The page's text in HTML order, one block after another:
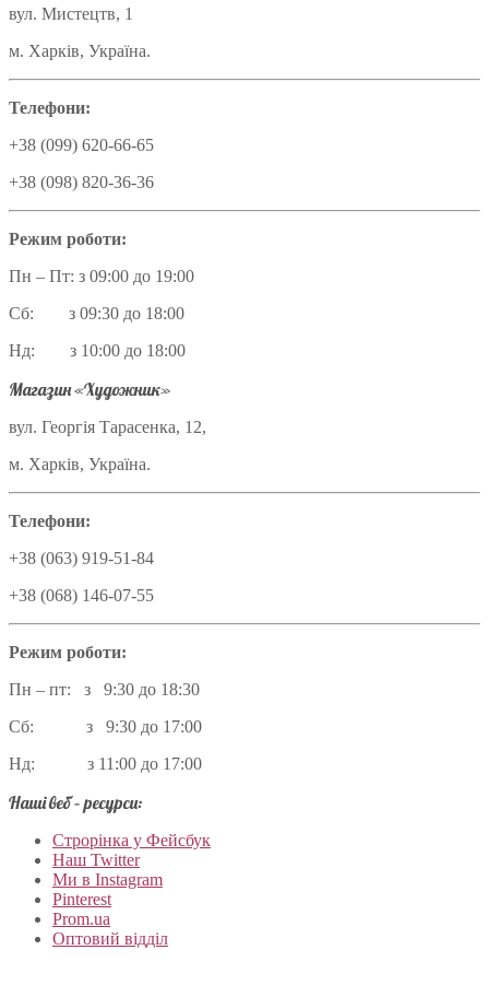
вул. Мистецтв, 1
м. Харків, Україна.
Телефони:
+38 (099) 620-66-65
+38 (098) 820-36-36
Режим роботи:
Пн – Пт: з 09:00 до 19:00
Сб: з 09:30 до 18:00
Нд: з 10:00 до 18:00
Магазин «Художник»
вул. Георгія Тарасенка, 12,
м. Харків, Україна.
Телефони:
+38 (063) 919-51-84
+38 (068) 146-07-55
Режим роботи:
Пн – пт: з 9:30 до 18:30
Сб: з 9:30 до 17:00
Нд: з 11:00 до 17:00
Наші веб – ресурси:
Строрінка у Фейсбук
Наш Twitter
Ми в Instagram
Pinterest
Prom.ua
Оптовий відділ